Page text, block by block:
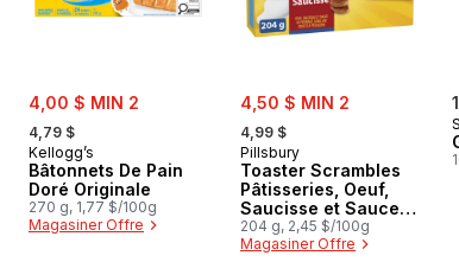
sale:
4,00 $ MIN 2
, formerly:
4,79 $
Kellogg’s
Bâtonnets De Pain
Doré Originale
270 g, 1,77 $/100g
Magasiner Offre
sale:
4,50 $ MIN 2
, formerly:
4,99 $
Pillsbury
Toaster Scrambles
Pâtisseries, Oeuf,
Saucisse et Sauce
au Fromage
204 g, 2,45 $/100g
Magasiner Offre